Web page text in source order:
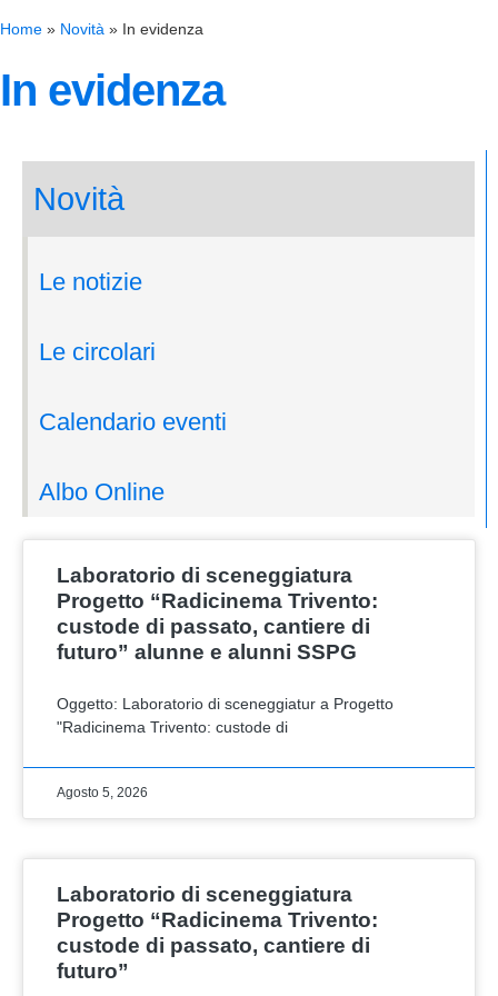
Home » Novità » In evidenza
In evidenza
Novità
Le notizie
Le circolari
Calendario eventi
Albo Online
Laboratorio di sceneggiatura
Progetto “Radicinema Trivento:
custode di passato, cantiere di
futuro” alunne e alunni SSPG
Oggetto: Laboratorio di sceneggiatur a Progetto
"Radicinema Trivento: custode di
Agosto 5, 2026
Laboratorio di sceneggiatura
Progetto “Radicinema Trivento:
custode di passato, cantiere di
futuro”